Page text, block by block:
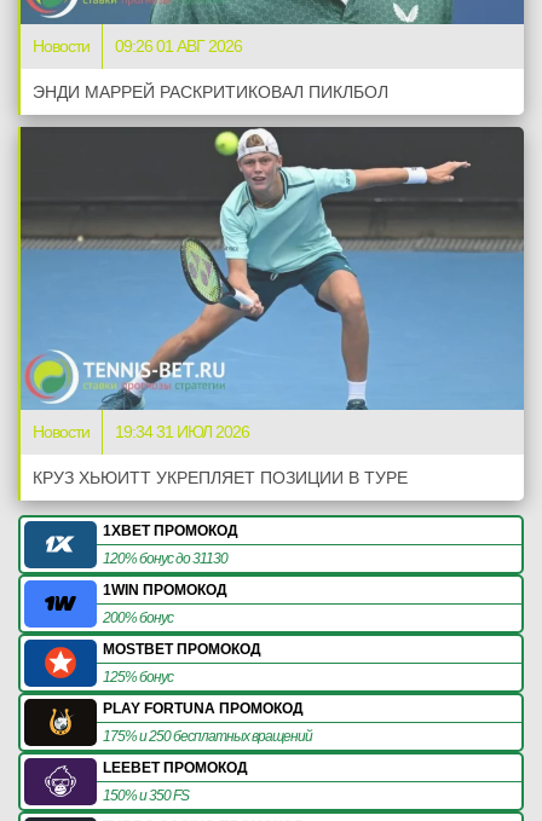
Новости 09:26 01 АВГ 2026
ЭНДИ МАРРЕЙ РАСКРИТИКОВАЛ ПИКЛБОЛ
Новости 19:34 31 ИЮЛ 2026
КРУЗ ХЬЮИТТ УКРЕПЛЯЕТ ПОЗИЦИИ В ТУРЕ
1XBET ПРОМОКОД
120% бонус до 31130
1WIN ПРОМОКОД
200% бонус
MOSTBET ПРОМОКОД
125% бонус
PLAY FORTUNA ПРОМОКОД
175% и 250 бесплатных вращений
LEEBET ПРОМОКОД
150% и 350 FS